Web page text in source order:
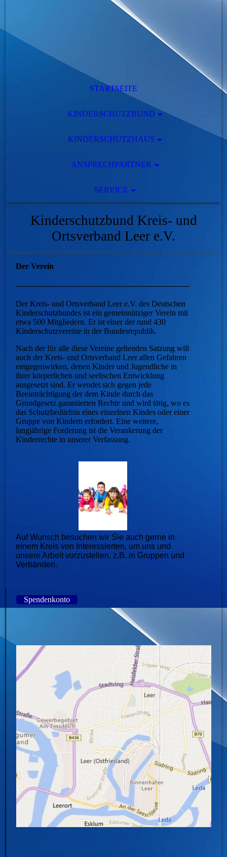
STARTSEITE
KINDERSCHUTZBUND
KINDERSCHUTZHAUS
ANSPRECHPARTNER
SERVICE
Kinderschutzbund Kreis- und
Ortsverband Leer e.V.
Der Verein
Der Kreis- und Ortsverband Leer e.V. des Deutschen
Kinderschutzbundes ist ein gemeinnütziger Verein mit
etwa 500 Mitgliedern. Er ist einer der rund 430
Kinderschutzvereine in der Bundesrepublik.
Nach der für alle diese Vereine geltenden Satzung will
auch der Kreis- und Ortsverband Leer allen Gefahren
entgegenwirken, denen Kinder und Jugendliche in
ihrer körperlichen und seelischen Entwicklung
ausgesetzt sind. Er wendet sich gegen jede
Beeinträchtigung der dem Kinde durch das
Grundgesetz garantierten Rechte und wird tätig, wo es
das Schutzbedürfnis eines einzelnen Kindes oder einer
Gruppe von Kindern erfordert. Eine weitere,
langjährige Forderung ist die Verankerung der
Kinderrechte in unserer Verfassung.
Auf Wunsch besuchen wir Sie auch gerne in
einem Kreis von Interessierten, um uns und
unsere Arbeit vorzustellen, z.B. in Gruppen und
Verbänden.
Spendenkonto